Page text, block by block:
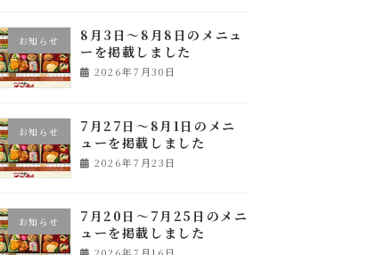
お知らせ
8月3日～8月8日のメニュ
ーを掲載しました
2026年7月30日
お知らせ
7月27日～8月1日のメニ
ューを掲載しました
2026年7月23日
お知らせ
7月20日～7月25日のメニ
ューを掲載しました